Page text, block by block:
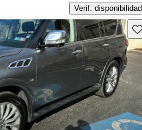
Verif. disponibilidad